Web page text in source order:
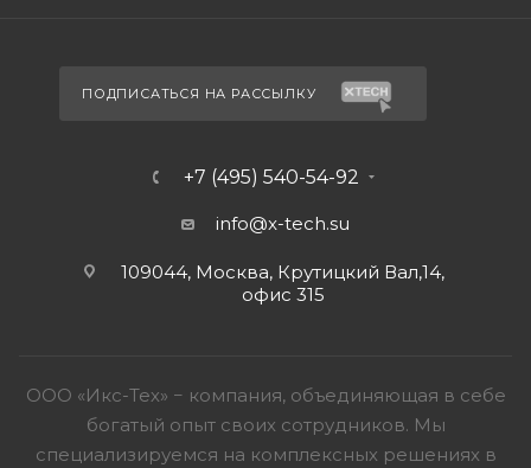
ПОДПИСАТЬСЯ НА РАССЫЛКУ
+7 (495) 540-54-92
info@x-tech.su
109044, Москва, Крутицкий Вал,14,
офис 315
ООО «Икс-Тех» − компания, объединяющая в себе
богатый опыт своих сотрудников. Мы
специализируемся на комплексных решениях в